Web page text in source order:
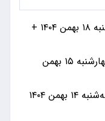
قیمت سکه و قیمت طلا امروز شنبه ۱۸ بهمن ۱۴۰۴ +
قیمت سکه و قیمت طلا امروز چهارشنبه ۱۵ بهمن
قیمت سکه و قیمت طلا امروز سه‌شنبه ۱۴ بهمن ۱۴۰۴